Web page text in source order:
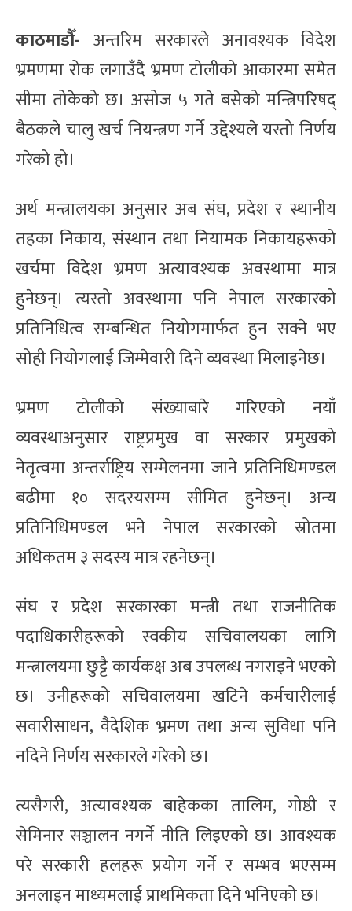
काठमाडौँ- अन्तरिम सरकारले अनावश्यक विदेश
भ्रमणमा रोक लगाउँदै भ्रमण टोलीको आकारमा समेत
सीमा तोकेको छ। असोज ५ गते बसेको मन्त्रिपरिषद्
बैठकले चालु खर्च नियन्त्रण गर्ने उद्देश्यले यस्तो निर्णय
गरेको हो।
अर्थ मन्त्रालयका अनुसार अब संघ, प्रदेश र स्थानीय
तहका निकाय, संस्थान तथा नियामक निकायहरूको
खर्चमा विदेश भ्रमण अत्यावश्यक अवस्थामा मात्र
हुनेछन्। त्यस्तो अवस्थामा पनि नेपाल सरकारको
प्रतिनिधित्व सम्बन्धित नियोगमार्फत हुन सक्ने भए
सोही नियोगलाई जिम्मेवारी दिने व्यवस्था मिलाइनेछ।
भ्रमण टोलीको संख्याबारे गरिएको नयाँ
व्यवस्थाअनुसार राष्ट्रप्रमुख वा सरकार प्रमुखको
नेतृत्वमा अन्तर्राष्ट्रिय सम्मेलनमा जाने प्रतिनिधिमण्डल
बढीमा १० सदस्यसम्म सीमित हुनेछन्। अन्य
प्रतिनिधिमण्डल भने नेपाल सरकारको स्रोतमा
अधिकतम ३ सदस्य मात्र रहनेछन्।
संघ र प्रदेश सरकारका मन्त्री तथा राजनीतिक
पदाधिकारीहरूको स्वकीय सचिवालयका लागि
मन्त्रालयमा छुट्टै कार्यकक्ष अब उपलब्ध नगराइने भएको
छ। उनीहरूको सचिवालयमा खटिने कर्मचारीलाई
सवारीसाधन, वैदेशिक भ्रमण तथा अन्य सुविधा पनि
नदिने निर्णय सरकारले गरेको छ।
त्यसैगरी, अत्यावश्यक बाहेकका तालिम, गोष्ठी र
सेमिनार सञ्चालन नगर्ने नीति लिइएको छ। आवश्यक
परे सरकारी हलहरू प्रयोग गर्ने र सम्भव भएसम्म
अनलाइन माध्यमलाई प्राथमिकता दिने भनिएको छ।